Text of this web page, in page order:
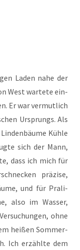
Laden nahe der
West war­te­te ein­
Er war ver­mut­lich
Ursprungs. Als
Küh­le
sich der Mann,
dass ich mich für
prä­zi­se,
und für Pra­li­
also im Was­ser,
ohne
hei­ßen Som­mer­
Ich erzähl­te dem